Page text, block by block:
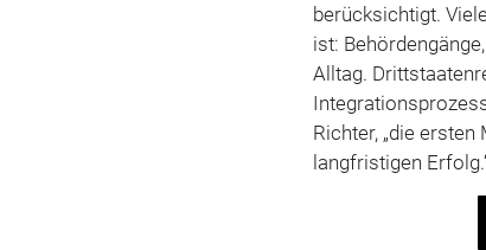
berücksichtigt.
ist:
Alltag.
Richter, „die
langfristigen